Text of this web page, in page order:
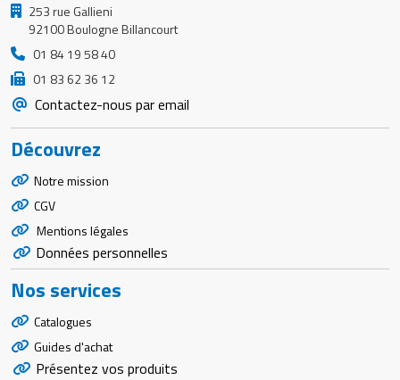
253 rue Gallieni
92100 Boulogne Billancourt
01 84 19 58 40
01 83 62 36 12
Contactez-nous par email
Découvrez
Notre mission
CGV
Mentions légales
Données personnelles
Nos services
Catalogues
Guides d'achat
Présentez vos produits